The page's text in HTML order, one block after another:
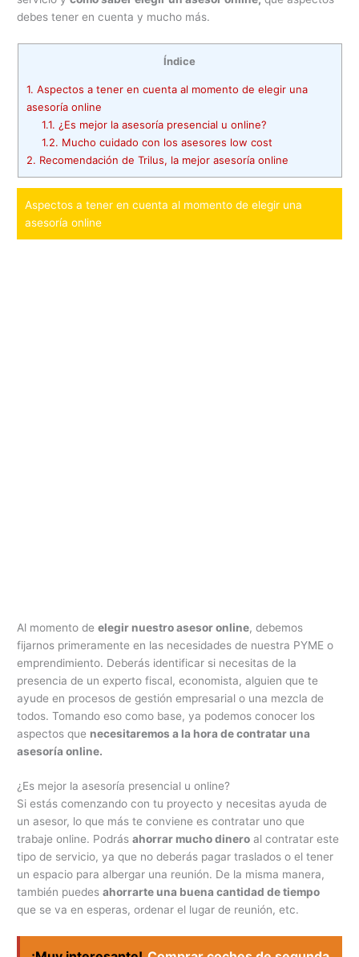
debes tener en cuenta y mucho más.
Índice
1. Aspectos a tener en cuenta al momento de elegir una
asesoría online
1.1. ¿Es mejor la asesoría presencial u online?
1.2. Mucho cuidado con los asesores low cost
2. Recomendación de Trilus, la mejor asesoría online
Aspectos a tener en cuenta al momento de elegir una
asesoría online
Al momento deelegir nuestro asesor online, debemos
fijarnos primeramente en las necesidades de nuestra PYME o
emprendimiento. Deberás identificar si necesitas de la
presencia de un experto fiscal, economista, alguien que te
ayude en procesos de gestión empresarial o una mezcla de
todos. Tomando eso como base, ya podemos conocer los
aspectos que necesitaremos a la hora de contratar una
asesoría online.
¿Es mejor la asesoría presencial u online?
Si estás comenzando con tu proyecto y necesitas ayuda de
un asesor, lo que más te conviene es contratar uno que
trabaje online. Podrásahorrar mucho dinero al contratar este
tipo de servicio, ya que no deberás pagar traslados o el tener
un espacio para albergar una reunión. De la misma manera,
también puedesahorrarte una buena cantidad de tiempo
que se va en esperas, ordenar el lugar de reunión, etc.